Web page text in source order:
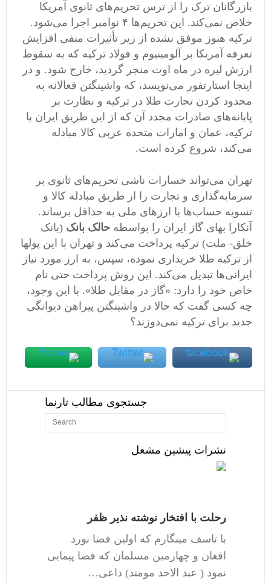
بازرگانان ترک را از ترس تحریم‌های ثانوی آمریکا
خلاص نمی‌کند. این تحریم‌ها ۴ نوامبر اجرا می‌شود.
ترکیه هنوز موفق نشده‌ از زیر تأثیرات منفی افزایش
تعرفه آمریکا بر آلومینیوم و فولاد ترکیه که به سقوط
ارزش لیره در ماه اوت منجر گردید، خارج شود. و در
اینجا استارتفور می‌نویسد، که واشینگتن فعالانه به
محدود کردن تجارت طلا در ترکیه و نظارت بر
پایانه‌های صادرات مجدد آن که از این طریق ایران با
ترکیه، عمان و امارات متحده عربی کالا مبادله
می‌کند، شروع کرده است.
تهران می‌تواند خسارات ناشی تحریم‌های ثانوی بر
سرمایه‌گذاری و تجارت را از طریق مبادله کالا و
تسویه حساب‌ها با ارزهای ملی به حداقل برساند.
آنکارا بهای گاز ایران را بواسطه حالک بانک (بانک
خلق- ملت) ترکیه پرداخت می‌کند و تهران با این پولها
از ترکیه طلا ‌خریداری نموده، سپس، به ارز مورد نیاز
ایرانی‌ها تبدیل می‌کند. این روش پرداخت حتی نام
خاص خود را دارد: «گاز در مقابل طلا». با این وجود،
چه کسی گفت که حالا در واشینگتن پیراهن دیوانگی
جدید برای ترکیه نمی‌دوزند؟
جستجوی مطالب تارنما
نشرات پیشین مشعل
رحلت با افتخار نوشته نذیر ظفر
با تاسف مینگارم که اولین فضا نورد
افغان و چهارمین مسلمان که فضا پیمایی
نمود ( عبد الاحد مومند) داعی…